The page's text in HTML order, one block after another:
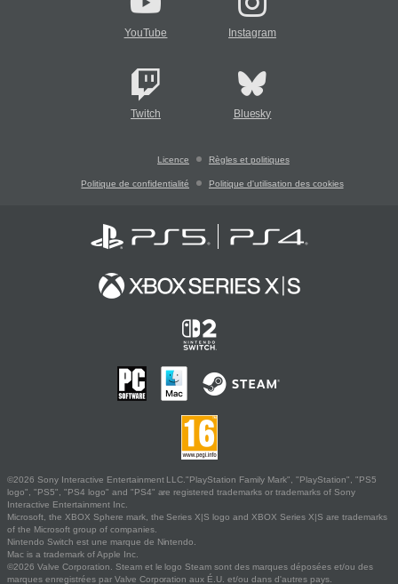
YouTube Instagram
Twitch Bluesky
Licence Règles et politiques
Politique de confidentialité Politique d'utilisation des cookies
©2026 Sony Interactive Entertainment LLC."PlayStation Family Mark", "PlayStation", "PS5
logo", "PS5", "PS4 logo" and "PS4" are registered trademarks or trademarks of Sony
Interactive Entertainment Inc.
Microsoft, the XBOX Sphere mark, the Series X|S logo and XBOX Series X|S are trademarks
of the Microsoft group of companies.
Nintendo Switch est une marque de Nintendo.
Mac is a trademark of Apple Inc.
©2026 Valve Corporation. Steam et le logo Steam sont des marques déposées et/ou des
marques enregistrées par Valve Corporation aux É.U. et/ou dans d'autres pays.